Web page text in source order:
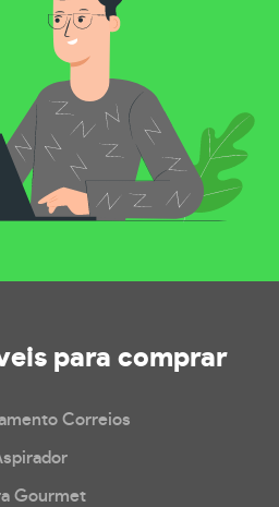
para comprar
Correios
Gourmet